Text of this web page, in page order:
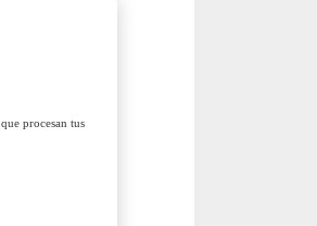
procesan tus